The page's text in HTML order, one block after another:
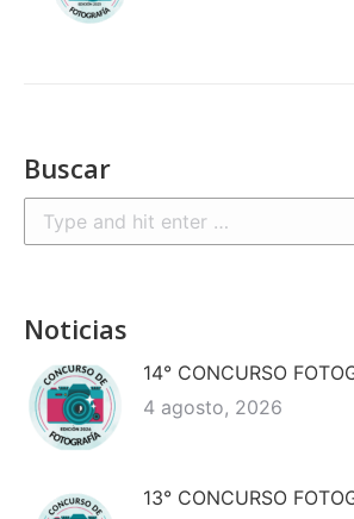
Buscar
Search:
Noticias
14° CONCURSO
4 agosto, 2026
13° CONCURSO